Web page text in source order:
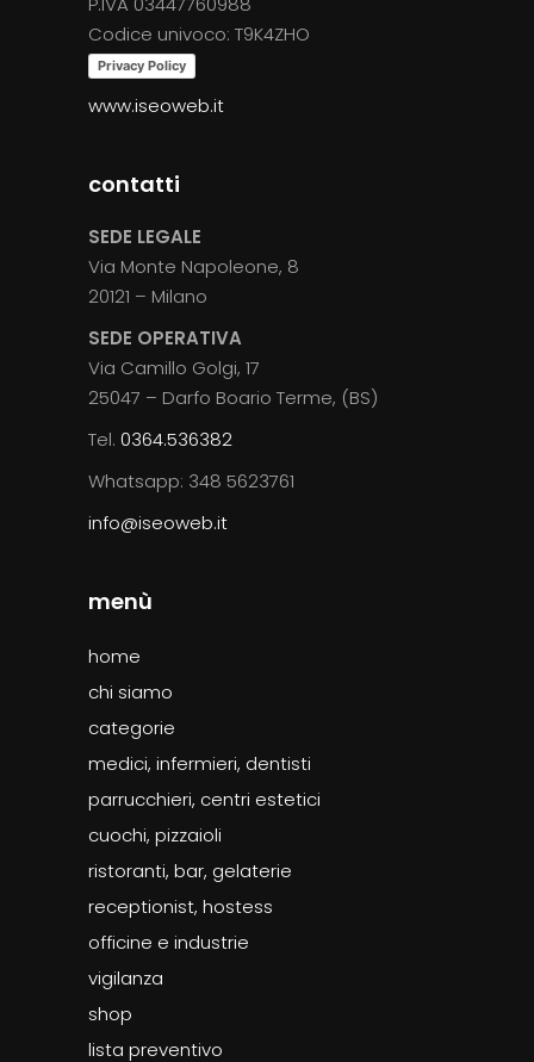
Codice univoco: T9K4ZHO
Privacy Policy
www.iseoweb.it
contatti
SEDE LEGALE
Via Monte Napoleone, 8
20121 – Milano
SEDE OPERATIVA
Via Camillo Golgi, 17
25047 – Darfo Boario Terme, (BS)
Tel. 0364.536382
Whatsapp: 348 5623761
info@iseoweb.it
menù
home
chi siamo
categorie
medici, infermieri, dentisti
parrucchieri, centri estetici
cuochi, pizzaioli
ristoranti, bar, gelaterie
receptionist, hostess
officine e industrie
vigilanza
shop
lista preventivo